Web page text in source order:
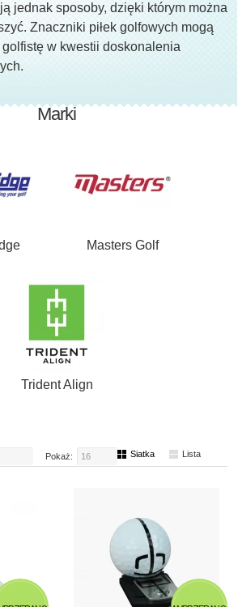
jednak sposoby, dzięki którym można
Znaczniki piłek golfowych mogą
w kwestii doskonalenia
Marki
Masters Golf
Trident Align
Pokaż: 16 Siatka Lista